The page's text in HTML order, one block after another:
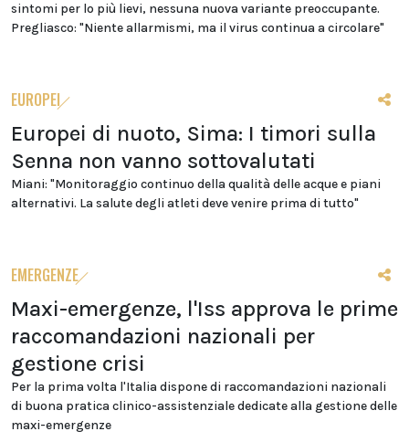
sintomi per lo più lievi, nessuna nuova variante preoccupante.
Pregliasco: "Niente allarmismi, ma il virus continua a circolare"
EUROPEI
Europei di nuoto, Sima: I timori sulla
Senna non vanno sottovalutati
Miani: "Monitoraggio continuo della qualità delle acque e piani
alternativi. La salute degli atleti deve venire prima di tutto"
EMERGENZE
Maxi-emergenze, l'Iss approva le prime
raccomandazioni nazionali per
gestione crisi
Per la prima volta l'Italia dispone di raccomandazioni nazionali
di buona pratica clinico-assistenziale dedicate alla gestione delle
maxi-emergenze